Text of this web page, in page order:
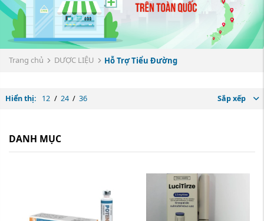
Trang chủ DƯỢC LIỆU Hỗ Trợ Tiểu Đường
Hiển thị: 12 / 24 / 36 Sắp xếp
DANH MỤC